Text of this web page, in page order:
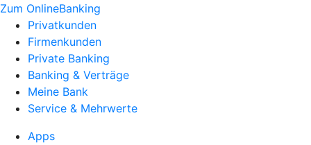
Zum OnlineBanking
Privatkunden
Firmenkunden
Private Banking
Banking & Verträge
Meine Bank
Service & Mehrwerte
Apps